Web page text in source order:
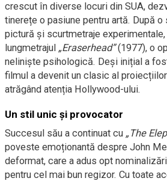
crescut în diverse locuri din SUA,
tinerețe o pasiune pentru artă. După
pictură și scurtmetraje experimentale,
lungmetrajul „Eraserhead”(1977), o
neliniște psihologică. Deși inițial a
filmul a devenit un clasic al
atrăgând atenția Hollywood-ului.
Un stil unic și provocator
Succesul său a continuat cu „The
poveste emoționantă despre John
deformat, care a adus opt
pentru cel mai bun regizor. Cu toate